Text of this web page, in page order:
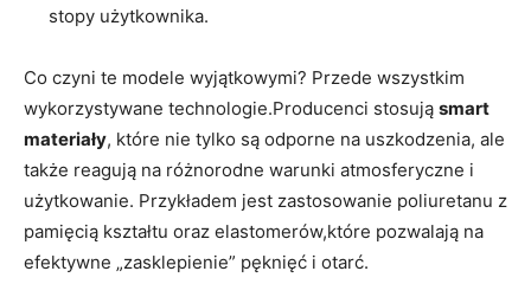
stopy użytkownika.
Co czyni te modele wyjątkowymi? Przede wszystkim
wykorzystywane technologie.Producenci stosują smart
materiały, które nie tylko są odporne na uszkodzenia, ale
także reagują na różnorodne warunki atmosferyczne i
użytkowanie. Przykładem jest zastosowanie poliuretanu z
pamięcią kształtu oraz elastomerów,które pozwalają na
efektywne „zasklepienie” pęknięć i otarć.